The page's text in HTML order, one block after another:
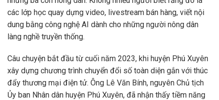
các lớp học quay dựng video, livestream bán hàng, viết nội
dung bằng công nghệ AI dành cho những người nông dân
làng nghề truyền thống.
Câu chuyện bắt đầu từ cuối năm 2023, khi huyện Phú Xuyên
xây dựng chương trình chuyển đổi số toàn diện gắn với thúc
đẩy thương mại điện tử. Ông Lê Văn Bính, nguyên Chủ tịch
Ủy ban Nhân dân huyện Phú Xuyên, đã nhận thấy tiềm năng